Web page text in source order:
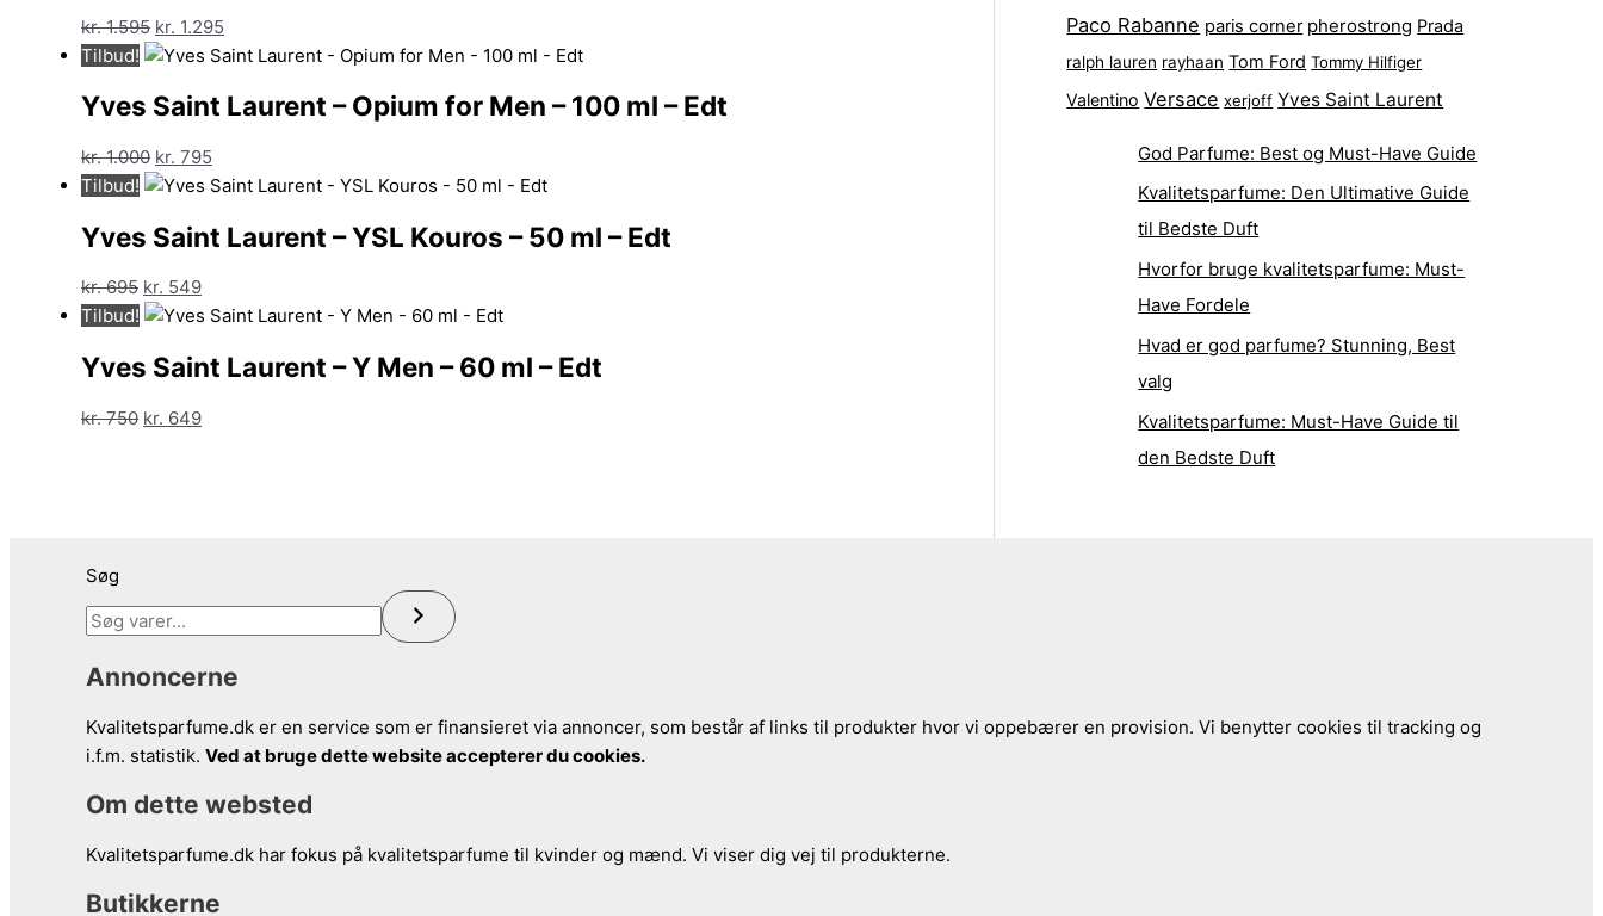
kr.1.595 Den
oprindelige
var:
kr. 1.295
aktuelle
er:
Tilbud!
Yves Saint Laurent – Opium for Men – 100 ml – Edt
kr.1.000 Den
oprindelige
var:
kr. 795
aktuelle
er:
Tilbud!
Yves Saint Laurent – YSL Kouros – 50 ml – Edt
kr.695 Den
oprindelige
var:
kr. 549Den
aktuelle
er:
Tilbud!
Yves Saint Laurent – Y Men – 60 ml – Edt
kr.750 Den
kr. 649Den
Paco Rabanne paris corner pherostrong Prada
ralph lauren rayhaan Tom Ford Tommy Hilfiger
Valentino Versace xerjoff Yves Saint Laurent
God Parfume: Best og Must-Have Guide
Kvalitetsparfume: Den Ultimative Guide
til Bedste Duft
Hvorfor bruge kvalitetsparfume: Must-
Have Fordele
Hvad er god parfume? Stunning, Best
valg
Kvalitetsparfume: Must-Have Guide til
den Bedste Duft
Søg
Annoncerne
Kvalitetsparfume.dk er en service som er finansieret via annoncer, som består af links til produkter hvor vi oppebærer en provision. Vi benytter cookies til tracking og
i.f.m. statistik. Ved at bruge dette website accepterer du cookies.
Om dette websted
Kvalitetsparfume.dk har fokus på kvalitetsparfume til kvinder og mænd. Vi viser dig vej til produkterne.
Butikkerne